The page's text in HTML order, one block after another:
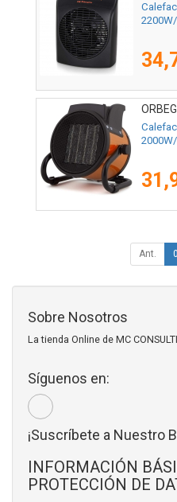
Ant.
Sobre Nosotros
La tienda Online de MC
Síguenos en:
¡Suscríbete a Nuestro
INFORMACIÓN
PROTECCIÓN DE